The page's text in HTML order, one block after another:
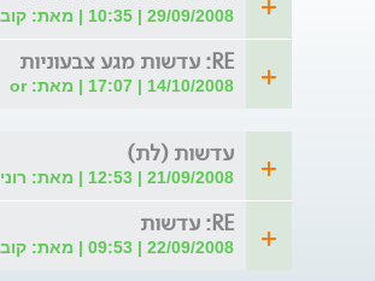
29/09/2008 | 10:35 | מאת: קובי בריג
RE: עדשות מגע צבעוניות
14/10/2008 | 17:07 | מאת: or
עדשות (לת)
21/09/2008 | 12:53 | מאת: רוני
RE: עדשות
22/09/2008 | 09:53 | מאת: קובי בריג